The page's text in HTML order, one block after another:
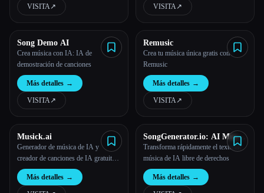
VISITA↗︎ VISITA↗︎
Song Demo AI
Crea música con IA: IA de
demostración de canciones
Más detalles →
VISITA↗︎
Remusic
Crea tu música única gratis con
Remusic
Más detalles →
VISITA↗︎
Musick.ai
Generador de música de IA y
creador de canciones de IA gratuitos
en línea
Más detalles →
SongGenerator.io: AI Music
Generator Free Online
Transforma rápidamente el texto en
música de IA libre de derechos
Más detalles →